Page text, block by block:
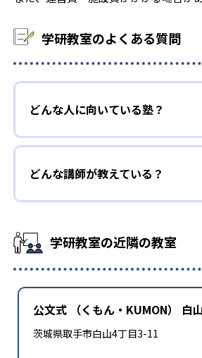
学研教室のよくある質問
どんな人に向いている塾？
どんな講師が教えている？
学研教室の近隣の教室
公文式 （くもん・KUMON） 白
茨城県取手市白山4丁目3-11